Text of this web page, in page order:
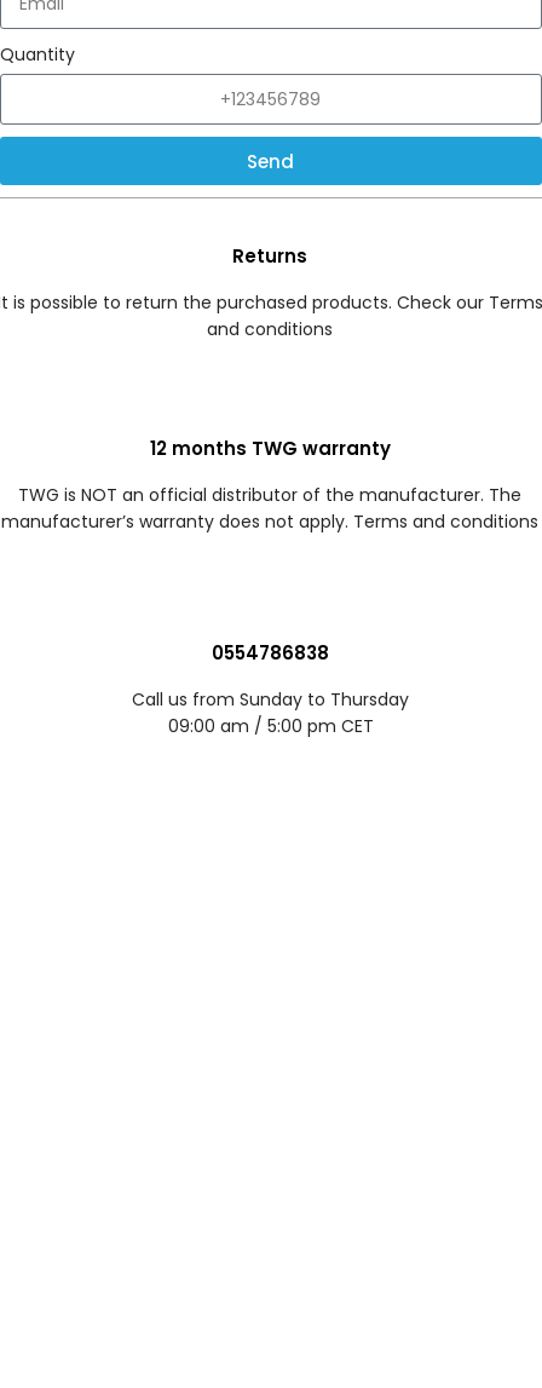
Quantity
Send
Returns
is possible to return the purchased products. Check our Terms
and conditions
12 months TWG warranty
TWG is NOT an official distributor of the manufacturer. The
manufacturer’s warranty does not apply. Terms and conditions
0554786838
Call us from Sunday to Thursday
09:00 am / 5:00 pm CET